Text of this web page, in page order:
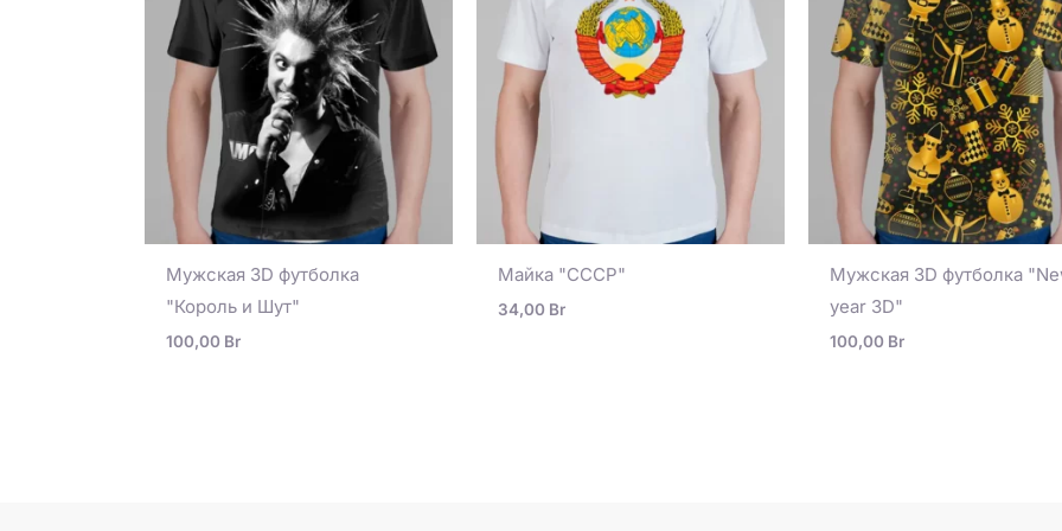
Мужская 3D футболка
"Король и Шут"
100,00 Br
Майка "СССР"
34,00 Br
Мужская 3D футболка
year 3D"
100,00 Br